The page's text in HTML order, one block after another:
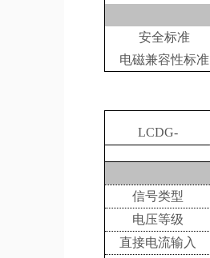
安全标准
电磁兼容性标准
LCDG-
信号类型
电压等级
直接电流输入